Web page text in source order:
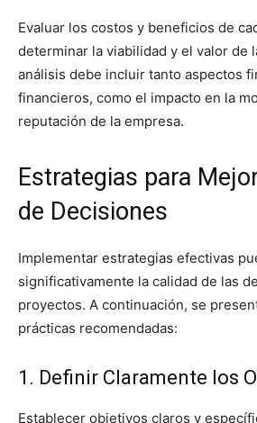
Evaluar los costos y beneficios de
determinar la viabilidad y el valor de
análisis debe incluir tanto aspectos
financieros, como el impacto en la
reputación de la empresa.
Estrategias para
de Decisiones
Implementar estrategias efectivas
significativamente la calidad de las
proyectos. A continuación, se
prácticas recomendadas:
1. Definir Claramente los
Establecer objetivos claros y